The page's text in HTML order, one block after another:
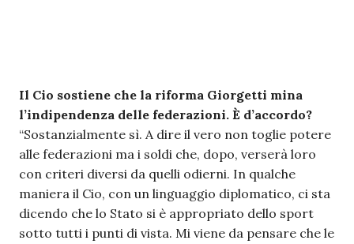
Il Cio sostiene che la riforma Giorgetti mina
l’indipendenza delle federazioni. È d’accordo?
“Sostanzialmente sì. A dire il vero non toglie potere
alle federazioni ma i soldi che, dopo, verserà loro
con criteri diversi da quelli odierni. In qualche
maniera il Cio, con un linguaggio diplomatico, ci sta
dicendo che lo Stato si è appropriato dello sport
sotto tutti i punti di vista. Mi viene da pensare che le